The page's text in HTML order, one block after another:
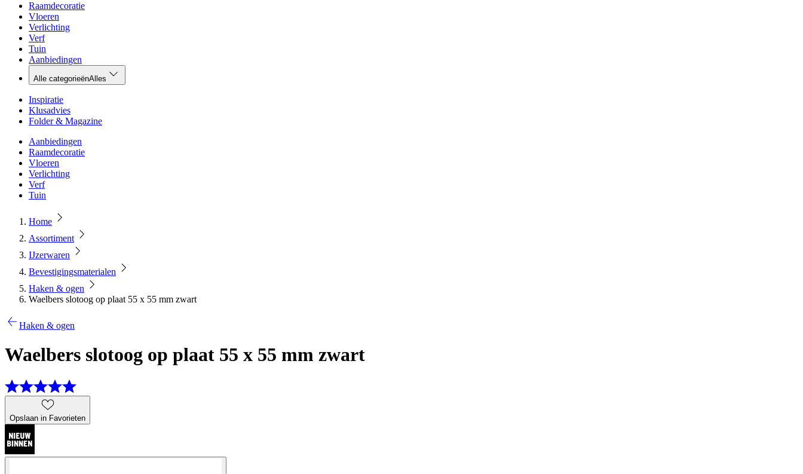
Raamdecoratie
Vloeren
Verlichting
Verf
Tuin
Aanbiedingen
Alle categorieënAlles
Inspiratie
Klusadvies
Folder & Magazine
Aanbiedingen
Raamdecoratie
Vloeren
Verlichting
Verf
Tuin
Home
Assortiment
IJzerwaren
Bevestigingsmaterialen
Haken & ogen
Waelbers slotoog op plaat 55 x 55 mm zwart
Haken & ogen
Waelbers slotoog op plaat 55 x 55 mm zwart
Opslaan in Favorieten